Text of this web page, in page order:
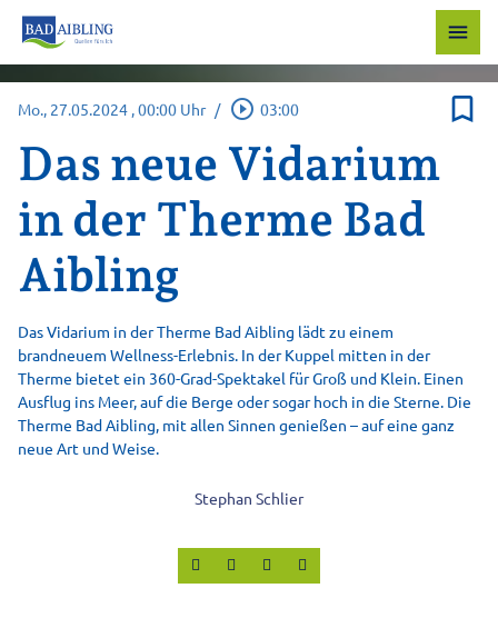
menu
Mo., 27.05.2024 , 00:00 Uhr / play_circle_outline 03:00 bookmark_border
Das neue Vidarium
in der Therme Bad
Aibling
Das Vidarium in der Therme Bad Aibling lädt zu einem
brandneuem Wellness-Erlebnis. In der Kuppel mitten in der
Therme bietet ein 360-Grad-Spektakel für Groß und Klein. Einen
Ausflug ins Meer, auf die Berge oder sogar hoch in die Sterne. Die
Therme Bad Aibling, mit allen Sinnen genießen – auf eine ganz
neue Art und Weise.
Stephan Schlier